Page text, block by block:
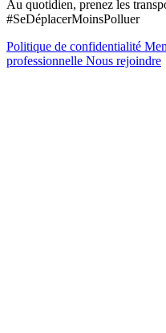
Au quotidien, prenez les
#SeDéplacerMoinsPolluer
Politique de confidentialité
professionnelle Nous rejoindre